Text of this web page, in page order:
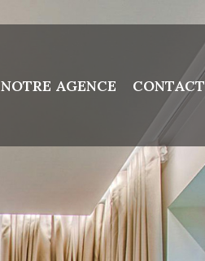
NOTRE AGENCE CONTACT